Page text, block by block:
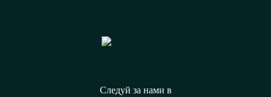
Следуй за нами в